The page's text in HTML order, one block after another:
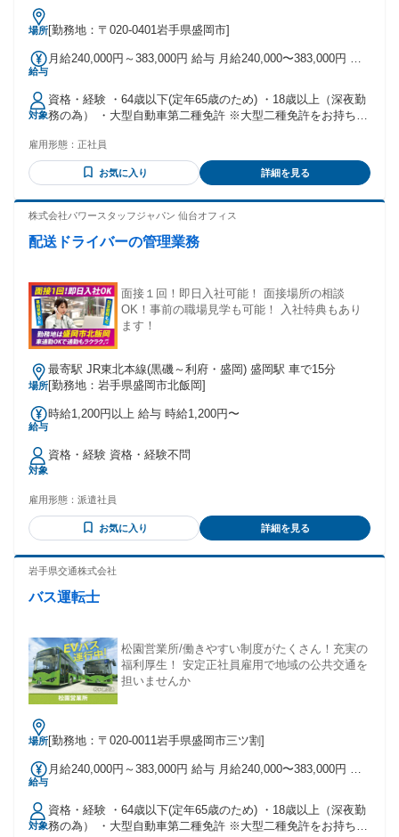
場所[勤務地：〒020-0401岩手県盛岡市]
給与
月給240,000円～383,000円 給与 月給240,000〜383,000円 月
南・沿岸地区］基本給186,300円
対象
資格・経験 ・64歳以下(定年65歳のため) ・18歳以上（深夜勤
務の為） ・大型自動車第二種免許 ※大型二種免許をお持ちで
の経験がない方や浅い方の ご応募もお待ちしております！
雇用形態： 正社員
お気に入り 詳細を見る
株式会社パワースタッフジャパン 仙台オフィス
配送ドライバーの管理業務
面接１回！即日入社可能！ 面接場所の相談
OK！事前の職場見学も可能！ 入社特典もあり
ます！
場所
最寄駅 JR東北本線(黒磯～利府・盛岡) 盛岡駅 車で15分
[勤務地：岩手県盛岡市北飯岡]
給与
時給1,200円以上 給与 時給1,200円〜
対象
資格・経験 資格・経験不問
雇用形態： 派遣社員
お気に入り 詳細を見る
岩手県交通株式会社
バス運転士
松園営業所/働きやすい制度がたくさん！充実の
福利厚生！ 安定正社員雇用で地域の公共交通を
担いませんか
場所[勤務地：〒020-0011岩手県盛岡市三ツ割]
給与
月給240,000円～383,000円 給与 月給240,000〜383,000円 月
南・沿岸地区］基本給186,300円
対象
資格・経験 ・64歳以下(定年65歳のため) ・18歳以上（深夜勤
務の為） ・大型自動車第二種免許 ※大型二種免許をお持ちで